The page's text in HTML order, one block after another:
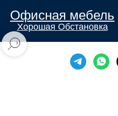
Офисная мебель
Хорошая Обстановка